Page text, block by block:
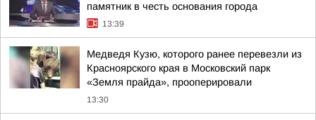
памятник в честь основания города
13:39
Медведя Кузю, которого ранее перевезли из
Красноярского края в Московский парк
«Земля прайда», прооперировали
13:30